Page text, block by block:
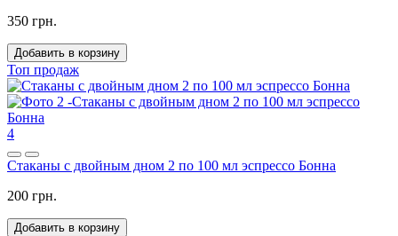
350 грн.
Добавить в корзину
Топ продаж
4
Стаканы с двойным дном 2 по 100 мл эспрессо Бонна
200 грн.
Добавить в корзину